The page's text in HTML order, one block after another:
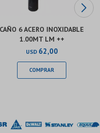
CAÑO 6 ACERO INOXIDABLE
1.00MT LM ++
USD 62,00